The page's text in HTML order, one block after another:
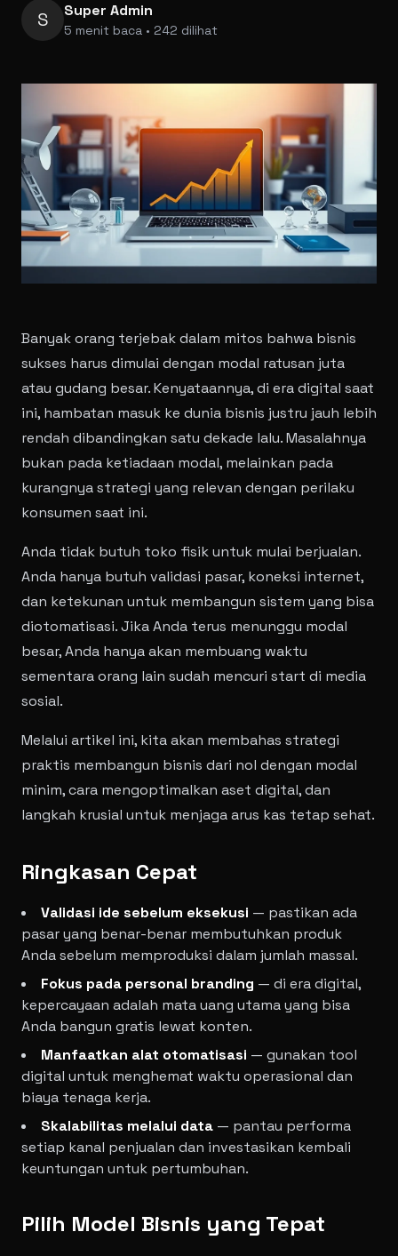
S Super Admin
5 menit baca • 242 dilihat
Banyak orang terjebak dalam mitos bahwa bisnis
sukses harus dimulai dengan modal ratusan juta
atau gudang besar. Kenyataannya, di era digital saat
ini, hambatan masuk ke dunia bisnis justru jauh lebih
rendah dibandingkan satu dekade lalu. Masalahnya
bukan pada ketiadaan modal, melainkan pada
kurangnya strategi yang relevan dengan perilaku
konsumen saat ini.
Anda tidak butuh toko fisik untuk mulai berjualan.
Anda hanya butuh validasi pasar, koneksi internet,
dan ketekunan untuk membangun sistem yang bisa
diotomatisasi. Jika Anda terus menunggu modal
besar, Anda hanya akan membuang waktu
sementara orang lain sudah mencuri start di media
sosial.
Melalui artikel ini, kita akan membahas strategi
praktis membangun bisnis dari nol dengan modal
minim, cara mengoptimalkan aset digital, dan
langkah krusial untuk menjaga arus kas tetap sehat.
Ringkasan Cepat
Validasi ide sebelum eksekusi — pastikan ada
pasar yang benar-benar membutuhkan produk
Anda sebelum memproduksi dalam jumlah massal.
Fokus pada personal branding — di era digital,
kepercayaan adalah mata uang utama yang bisa
Anda bangun gratis lewat konten.
Manfaatkan alat otomatisasi — gunakan tool
digital untuk menghemat waktu operasional dan
biaya tenaga kerja.
Skalabilitas melalui data — pantau performa
setiap kanal penjualan dan investasikan kembali
keuntungan untuk pertumbuhan.
Pilih Model Bisnis yang Tepat